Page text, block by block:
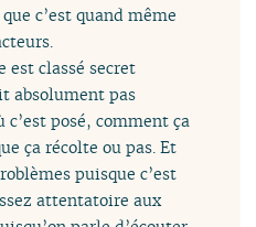
c’est quand même
est classé secret
absolument pas
posé, comment ça
ça récolte ou pas. Et
puisque c’est
attentatoire aux